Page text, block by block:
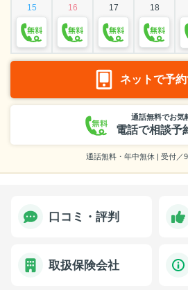
15 16 17 18
ネットで予
通話無料でお気
電話で相談予
通話無料・年中無休 | 受付／
口コミ・評判
取扱保険会社